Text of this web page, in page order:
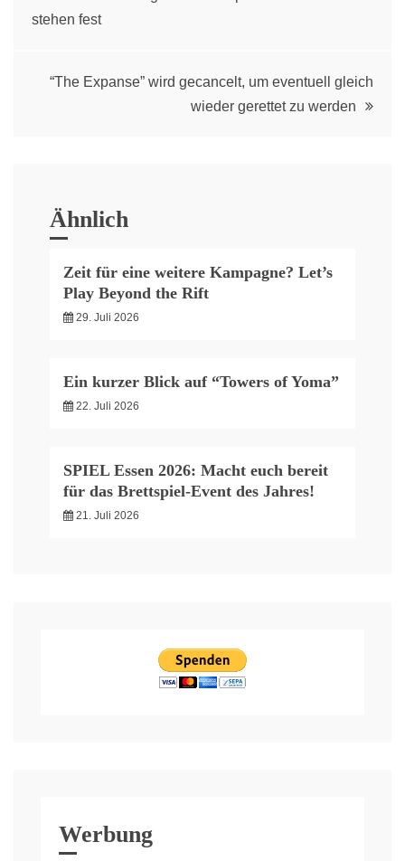
stehen fest
“The Expanse” wird gecancelt, um eventuell gleich
wieder gerettet zu werden
Ähnlich
Zeit für eine weitere Kampagne? Let’s
Play Beyond the Rift
29. Juli 2026
Ein kurzer Blick auf “Towers of Yoma”
22. Juli 2026
SPIEL Essen 2026: Macht euch bereit
für das Brettspiel-Event des Jahres!
21. Juli 2026
Werbung